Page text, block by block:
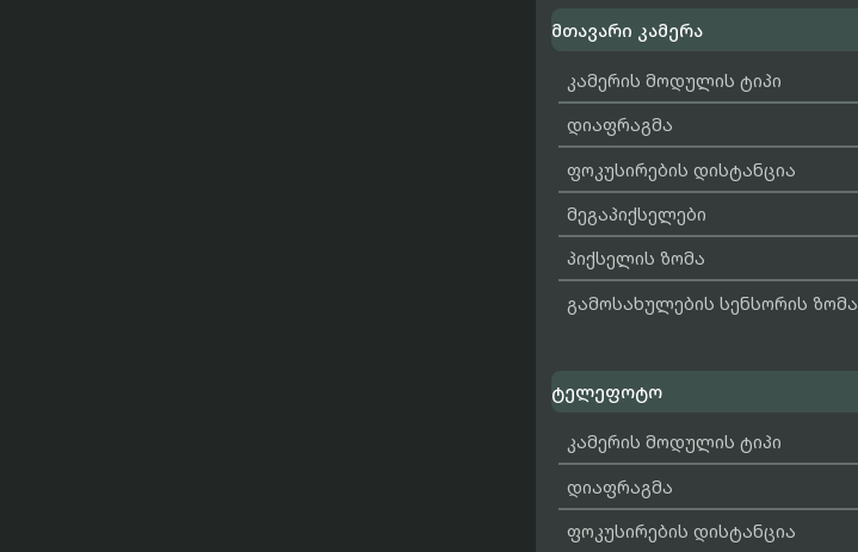
მთავარი კამერა
კამერის მოდულის ტიპი
დიაფრაგმა
ფოკუსირების დისტანცია
მეგაპიქსელები
პიქსელის ზომა
გამოსახულების სენსორის ზომა
ტელეფოტო
კამერის მოდულის ტიპი
დიაფრაგმა
ფოკუსირების დისტანცია